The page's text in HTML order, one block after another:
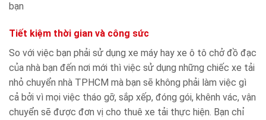
bạn
Tiết kiệm thời gian và công sức
So với việc bạn phải sử dụng xe máy hay xe ô tô chở đồ đạc
của nhà bạn đến nơi mới thì việc sử dụng những chiếc xe tải
nhỏ chuyển nhà TPHCM mà bạn sẽ không phải làm việc gì
cả bởi vì mọi việc tháo gỡ, sắp xếp, đóng gói, khênh vác, vận
chuyển sẽ được đơn vị cho thuê xe tải thực hiện. Bạn chỉ